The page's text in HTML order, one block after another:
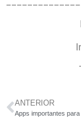
ANTERIOR